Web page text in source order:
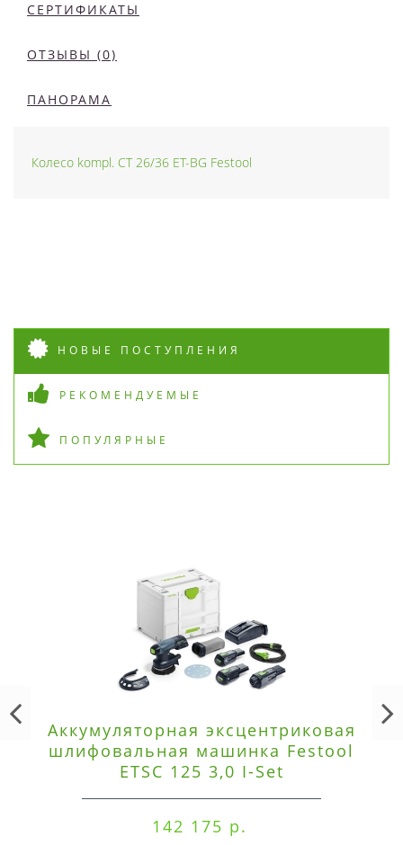
СЕРТИФИКАТЫ
ОТЗЫВЫ (0)
ПАНОРАМА
Колесо kompl. CT 26/36 ET-BG Festool
НОВЫЕ ПОСТУПЛЕНИЯ
РЕКОМЕНДУЕМЫЕ
ПОПУЛЯРНЫЕ
Аккумуляторная эксцентриковая
шлифовальная машинка Festool
ETSC 125 3,0 I-Set
142 175 р.